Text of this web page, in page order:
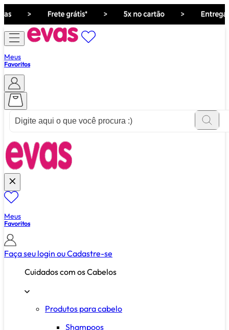
Meus
Favoritos
Meus
Favoritos
Faça seu login ouCadastre-se
Cuidados com os Cabelos
Produtos para cabelo
Shampoos